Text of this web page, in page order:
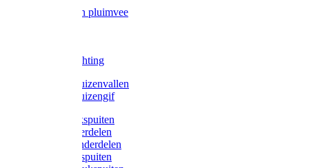
Voerbakken pluimvee
LED verlichting
Ratten / Muizenvallen
Ratten / Muizengif
Gloria drukspuiten
Gloria onderdelen
Gardena onderdelen
Dario drukspuiten